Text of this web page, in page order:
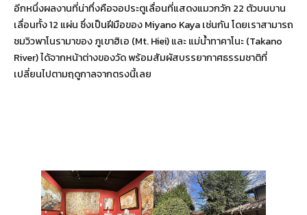
อีกหนึ่งผลงานที่น่าทึ่งคือจอประตูเลื่อนที่แสดงแมวกวัก 22 ตัวบนบาน
เลื่อนทั้ง 12 แผ่น ซึ่งเป็นฝีมือของ Miyano Kaya เช่นกัน โดยเราสามารถ
ชมวิวพาโนรามาของ ภูเขาฮิเอ (Mt. Hiei) และ แม่น้ำทาคาโนะ (Takano
River) ได้จากหน้าต่างของวัด พร้อมสัมผัสบรรยากาศธรรมชาติที่
เปลี่ยนไปตามฤดูกาลจากตรงนี้เลย